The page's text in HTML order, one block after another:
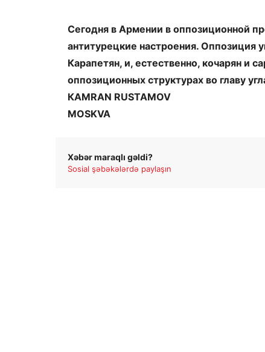
Сегодня в Армении в оппозиционной
антитурецкие настроения. Оппозиция
Карапетян, и, естественно, кочарян и
оппозиционных структурах во главу
КAMRAN RUSTAMOV
MOSKVA
Xəbər maraqlı gəldi?
Sosial şəbəkələrdə paylaşın